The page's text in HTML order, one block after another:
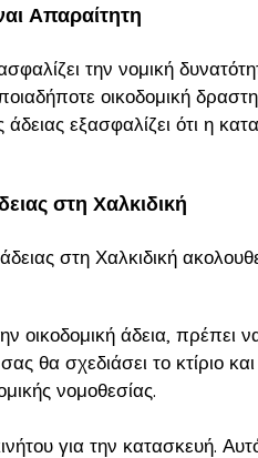
Απαραίτητη
την νομική
οικοδομική
εξασφαλίζει ότι η
στη Χαλκιδική
στη Χαλκιδική
οικοδομική άδεια,
θα σχεδιάσει το κτίριο
νομοθεσίας.
για την κατασκευή.